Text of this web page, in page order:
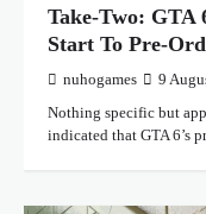
Take-Two: GTA
Start To Pre-
nuhogames 9
Nothing specific but
indicated that GTA 6’s